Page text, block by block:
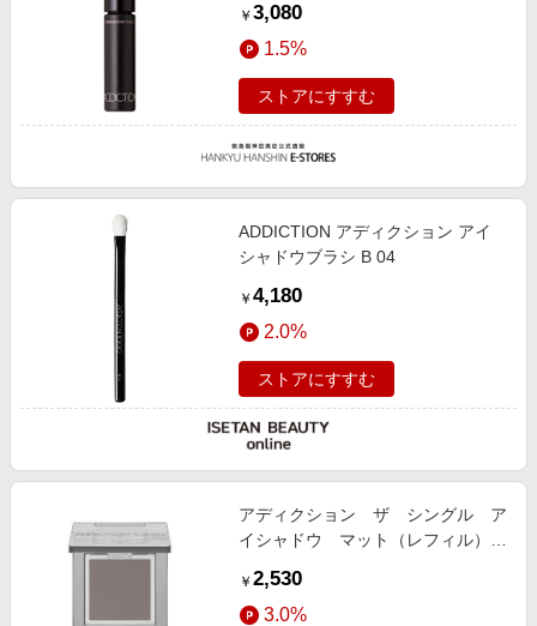
￥ 3,080
1.5%
ストアにすすむ
ADDICTION アディクション アイ
シャドウブラシ B 04
￥ 4,180
2.0%
ストアにすすむ
アディクション ザ シングル ア
イシャドウ マット（レフィル）＜
￥ 2,530
3.0%